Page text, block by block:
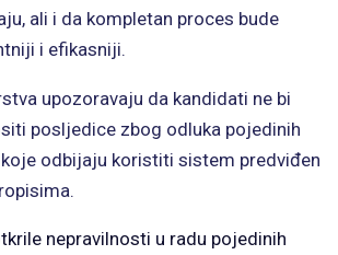
ali i da kompletan proces bude
i efikasniji.
upozoravaju da kandidati ne bi
posljedice zbog odluka pojedinih
odbijaju koristiti sistem predviđen
nepravilnosti u radu pojedinih